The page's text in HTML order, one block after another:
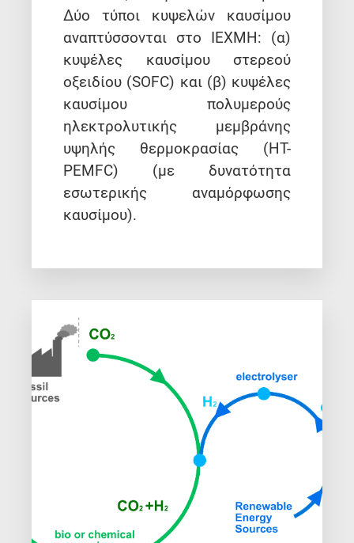
Δύο τύποι κυψελών καυσίμου
αναπτύσσονται στο ΙΕΧΜΗ: (α)
κυψέλες καυσίμου στερεού
οξειδίου (SOFC) και (β) κυψέλες
καυσίμου πολυμερούς
ηλεκτρολυτικής μεμβράνης
υψηλής θερμοκρασίας (HT-
PEMFC) (με δυνατότητα
εσωτερικής αναμόρφωσης
καυσίμου).